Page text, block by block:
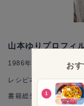
山本ゆりプロフィ
1986年生まれ、大阪府
レシピ本「syunkonカ
書籍総売り上げは累計